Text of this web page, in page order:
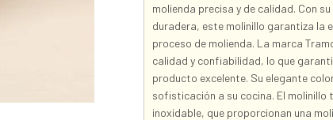
molienda precisa y de calidad. Con
duradera, este molinillo garantiza la
proceso de molienda. La marca
calidad y confiabilidad, lo que
producto excelente. Su elegante
sofisticación a su cocina. El molinillo
inoxidable, que proporcionan una